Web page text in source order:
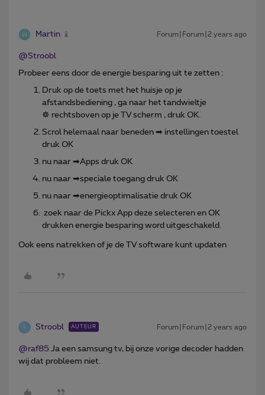
Martin Forum|Forum|2 years ago
@Stroobl
Probeer eens door de energie besparing uit te zetten :
Druk op de toets met het huisje op je
afstandsbediening , ga naar het tandwieltje
☸ rechtsboven op je TV scherm , druk OK.
Scrol helemaal naar beneden ➡ instellingen toestel
druk OK
nu naar ➡Apps druk OK
nu naar ➡speciale toegang druk OK
nu naar ➡energieoptimalisatie druk OK
zoek naar de Pickx App deze selecteren en OK
drukken energie besparing word uitgeschakeld.
Ook eens natrekken of je de TV software kunt updaten
S Stroobl AUTEUR Forum|Forum|2 years ago
@raf85 Ja een samsung tv, bij onze vorige decoder hadden
wij dat probleem niet.